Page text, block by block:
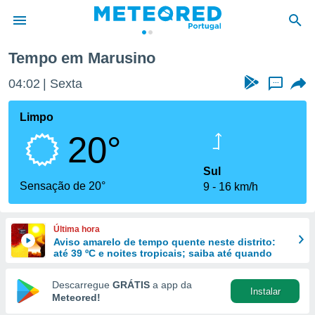
da
foi
fornecidas
a este
das
e
forma
digital
Tempo em Marusino
04:02 Sexta ...
Limpo
20°
Sensação de 20°
Sul
9
16 km/h
Última hora
Aviso amarelo de tempo quente neste distrito:
até 39 ºC e noites tropicais; saiba até quando
Descarregue GRÁTIS a app da
Meteored!
Instalar